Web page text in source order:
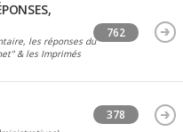
les réponses du
& les Imprimés
762
378